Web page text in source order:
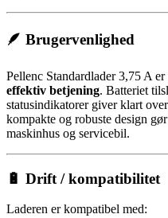
🪶 Brugervenlighed
Pellenc Standardlader 3,75 A
effektiv betjening. Batteriet
statusindikatorer giver klart
kompakte og robuste design
maskinhus og servicebil.
🔋 Drift / kompatibilitet
Laderen er kompatibel med: